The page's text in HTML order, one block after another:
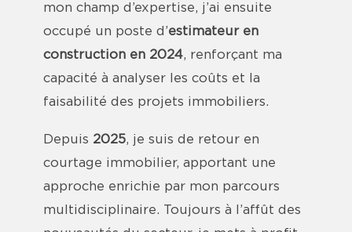
mon champ d’expertise, j’ai ensuite
occupé un poste d’estimateur en
construction en 2024, renforçant ma
capacité à analyser les coûts et la
faisabilité des projets immobiliers.
Depuis 2025, je suis de retour en
courtage immobilier, apportant une
approche enrichie par mon parcours
multidisciplinaire. Toujours à l’affût des